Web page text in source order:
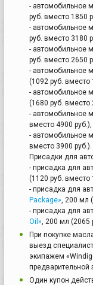
- автомобильное
руб. вместо 1850
- автомобильное
руб. вместо 3180
- автомобильное
руб. вместо 2650
- автомобильное
(1092 руб. вместо
- автомобильное
(1680 руб. вместо
- автомобильное
вместо 4900 руб.),
- автомобильное
вместо 3900 руб.).
Присадки для
- присадка для
(1120 руб. вместо
- присадка для
Package» , 200 мл
- присадка для
Oil» , 200 мл (2065
При покупке
выезд
экипажем
предварительной
Один купон